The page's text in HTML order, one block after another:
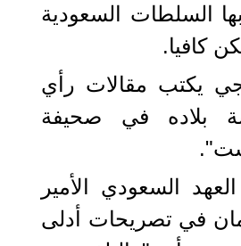
السلطات السعودية
كافيا.
يكتب مقالات رأي
بلاده في صحيفة
السعودي الأمير
في تصريحات أدلى